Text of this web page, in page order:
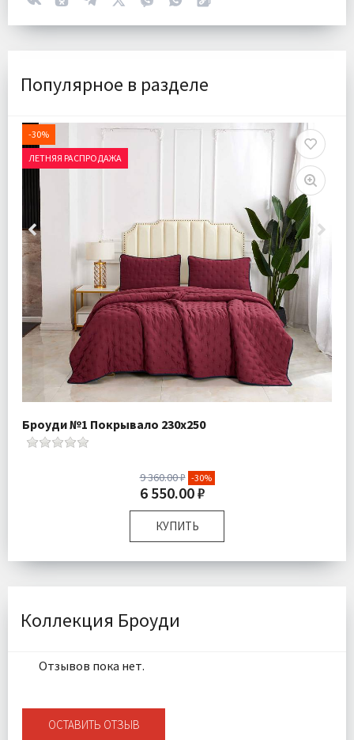
Популярное в разделе
-30%
ЛЕТНЯЯ РАСПРОДАЖА
Броуди №1 Покрывало 230х250
9 360.00 ₽ -30%
6 550.00 ₽
КУПИТЬ
Размер:
230х250 см 50х70 см
Комплектация:
Ткань:
Коллекция Броуди
Отзывов пока нет.
ОСТАВИТЬ ОТЗЫВ